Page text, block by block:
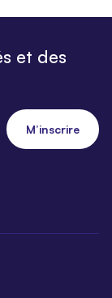
et des
M’inscrire